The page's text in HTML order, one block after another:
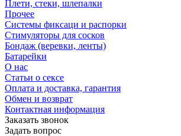
Плети, стеки, шлепалки
Прочее
Системы фиксаци и распорки
Стимуляторы для сосков
Бондаж (веревки, ленты)
Батарейки
О нас
Статьи о сексе
Оплата и доставка, гарантия
Обмен и возврат
Контактная информация
Заказать звонок
Задать вопрос